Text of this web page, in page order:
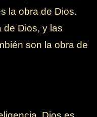
la obra de Dios.
de Dios, y las
son la obra de